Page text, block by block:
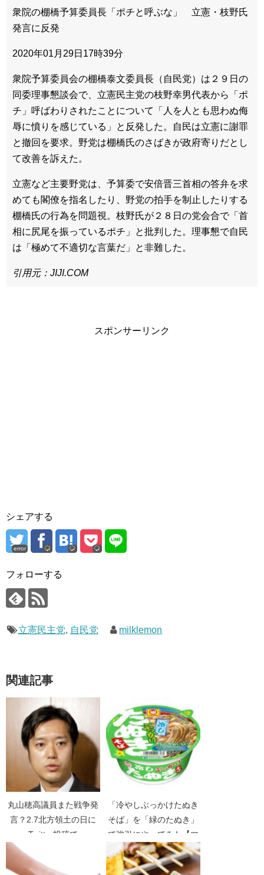
衆院の棚橋予算委員長「ポチと呼ぶな」 立憲・枝野氏
発言に反発
2020年01月29日17時39分
衆院予算委員会の棚橋泰文委員長（自民党）は２９日の
同委理事懇談会で、立憲民主党の枝野幸男代表から「ポ
チ」呼ばわりされたことについて「人を人とも思わぬ侮
辱に憤りを感じている」と反発した。自民は立憲に謝罪
と撤回を要求。野党は棚橋氏のさばきが政府寄りだとし
て改善を訴えた。
立憲など主要野党は、予算委で安倍晋三首相の答弁を求
めても閣僚を指名したり、野党の拍手を制止したりする
棚橋氏の行為を問題視。枝野氏が２８日の党会合で「首
相に尻尾を振っているポチ」と批判した。理事懇で自民
は「極めて不適切な言葉だ」と非難した。
引用元：JIJI.COM
スポンサーリンク
シェアする
error
フォローする
立憲民主党, 自民党 milklemon
関連記事
丸山穂高議員また戦争発
言？2.7北方領土の日に
Twitter投稿で
「冷やしぶっかけたぬき
そば」を「緑のたぬき」
で強引にやってみた【マ
ルちゃん】